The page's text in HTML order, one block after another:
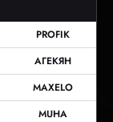
PROFIK
АГЕКЯН
MAXELO
MUHA